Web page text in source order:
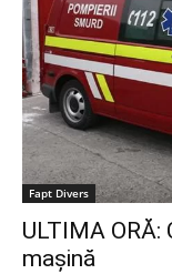
Fapt Divers
ULTIMA
mașină